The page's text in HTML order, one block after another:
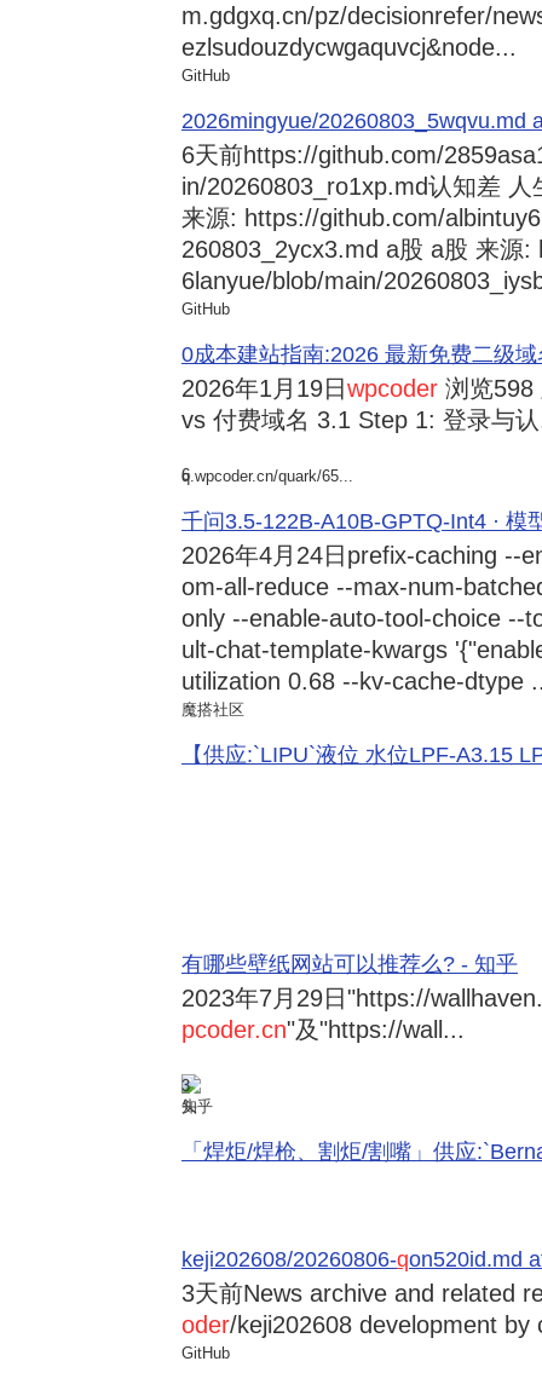
m.gdgxq.cn/pz/decisionrefer/
ezlsudouzdycwgaquvcj&node...
GitHub
2026mingyue/20260803_5wqvu.md
6天前https://github.com/
in/20260803_ro1xp.md认知差
来源: https://github.com/
260803_2ycx3.md a股 a股 来源
6lanyue/blob/main/
GitHub
0成本建站指南:2026 最新免费二级
2026年1月19日wpcoder 浏览598
vs 付费域名 3.1 Step 1: 登录与
6
q.wpcoder.cn/quark/65...
千问3.5-122B-A10B-GPTQ-Int4 · 模
2026年4月24日 prefix-caching --
om-all-reduce --max-num-
only --enable-auto-tool-choice --
ult-chat-template-kwargs
utilization 0.68 --kv-cache-dtype
魔搭社区
【供应:`LIPU`液位 水位LPF-A3.15
有哪些壁纸网站可以推荐么? - 知乎
2023年7月29日 "https://
pcoder.cn"及"https://wall...
3
知乎
「焊炬/焊枪、割炬/割嘴」供应
keji202608/20260806-qon520id.md
3天前News archive and related
oder/keji202608 development
GitHub